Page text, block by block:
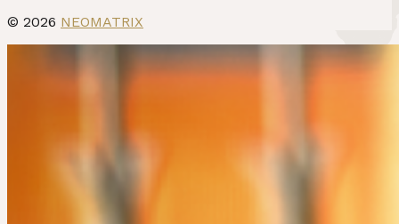
© 2026 NEOMATRIX